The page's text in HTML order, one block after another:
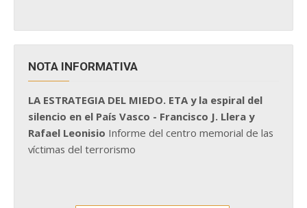
NOTA INFORMATIVA
LA ESTRATEGIA DEL MIEDO. ETA y la espiral del
silencio en el País Vasco - Francisco J. Llera y
Rafael Leonisio Informe del centro memorial de las
víctimas del terrorismo